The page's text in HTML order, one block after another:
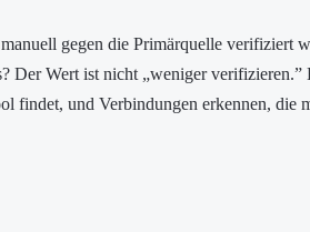
gegen die Primärquelle verifiziert
Der Wert ist nicht „weniger verifizieren.”
findet, und Verbindungen erkennen, die